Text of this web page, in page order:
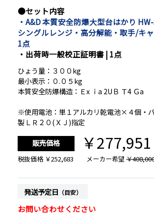
●セット内容
・A&D 本質安全防爆大型台はかり
シングルレンジ・高分解能・取手/キ
1点
・出荷時一般校正証明書 | 1点
ひょう量：３００kg
最小表示：０.０５kg
本質安全防爆構造：Ｅx ｉa 2UＢ Ｔ4 Ｇa
※使用電池：単１アルカリ乾電池×４個・
製ＬＲ２０(ＸＪ)指定
販売価格 ￥277,951
税抜価格 ￥252,683 メーカー希望￥
発送予定日 （目安）
お問い合わせください